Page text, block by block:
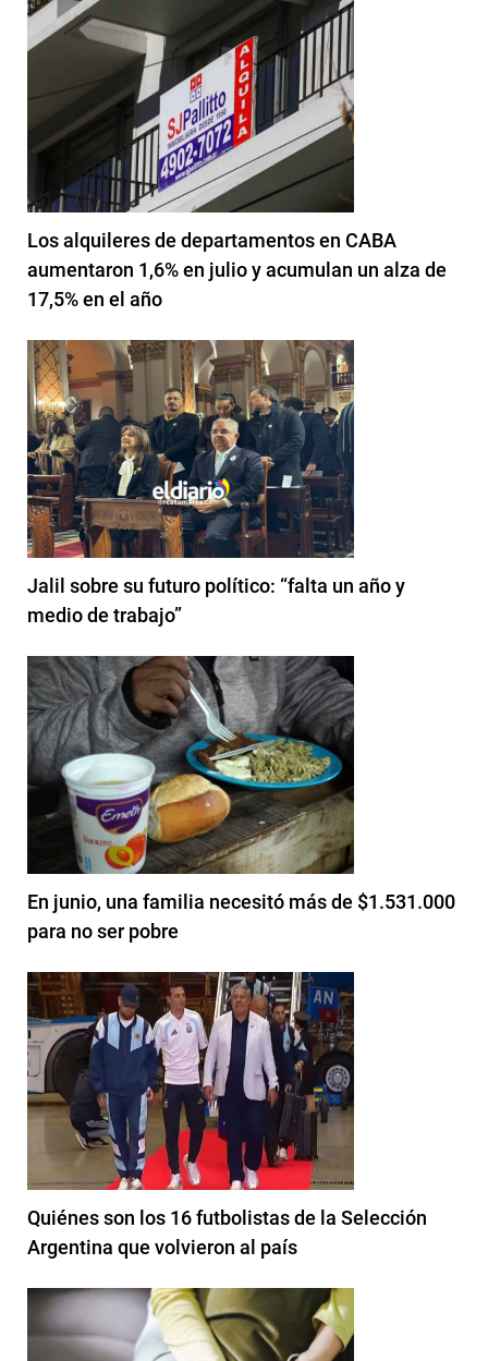
Los alquileres de departamentos en CABA
aumentaron 1,6% en julio y acumulan un alza de
17,5% en el año
Jalil sobre su futuro político: “falta un año y
medio de trabajo”
En junio, una familia necesitó más de $1.531.000
para no ser pobre
Quiénes son los 16 futbolistas de la Selección
Argentina que volvieron al país